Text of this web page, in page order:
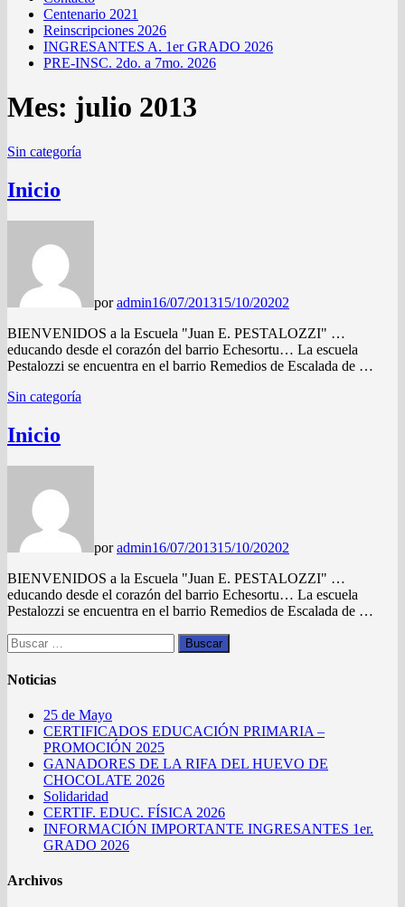
Centenario 2021
Reinscripciones 2026
INGRESANTES A. 1er GRADO 2026
PRE-INSC. 2do. a 7mo. 2026
Mes: julio 2013
Sin categoría
Inicio
poradmin16/07/201315/10/20202
BIENVENIDOS a la Escuela "Juan E. PESTALOZZI" …
educando desde el corazón del barrio Echesortu… La escuela
Pestalozzi se encuentra en el barrio Remedios de Escalada de …
Sin categoría
Inicio
poradmin16/07/201315/10/20202
BIENVENIDOS a la Escuela "Juan E. PESTALOZZI" …
educando desde el corazón del barrio Echesortu… La escuela
Pestalozzi se encuentra en el barrio Remedios de Escalada de …
Buscar:
Noticias
25 de Mayo
CERTIFICADOS EDUCACIÓN PRIMARIA –
PROMOCIÓN 2025
GANADORES DE LA RIFA DEL HUEVO DE
CHOCOLATE 2026
Solidaridad
CERTIF. EDUC. FÍSICA 2026
INFORMACIÓN IMPORTANTE INGRESANTES 1er.
GRADO 2026
Archivos